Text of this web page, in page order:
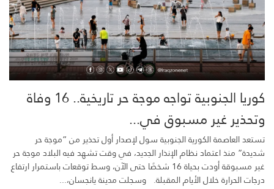
كوريا الجنوبية تواجه موجة حر تاريخية.. 16 وفاة
وتحذير غير مسبوق في...
تستعد العاصمة الكورية الجنوبية سول لإصدار أول تحذير من “موجة حر
شديدة” منذ اعتماد نظام الإنذار الجديد، في وقت تشهد فيه البلاد موجة حر
غير مسبوقة أودت بحياة 16 شخصًا حتى الآن، وسط توقعات باستمرار ارتفاع
درجات الحرارة خلال الأيام المقبلة. وسجلت مدينة يانجسان،...